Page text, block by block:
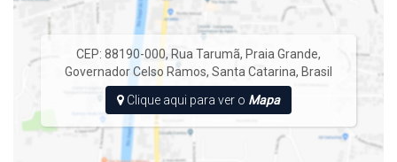
CEP: 88190-000, Rua Tarumã, Praia Grande,
Governador Celso Ramos, Santa Catarina, Brasil
Clique aqui para ver o Mapa